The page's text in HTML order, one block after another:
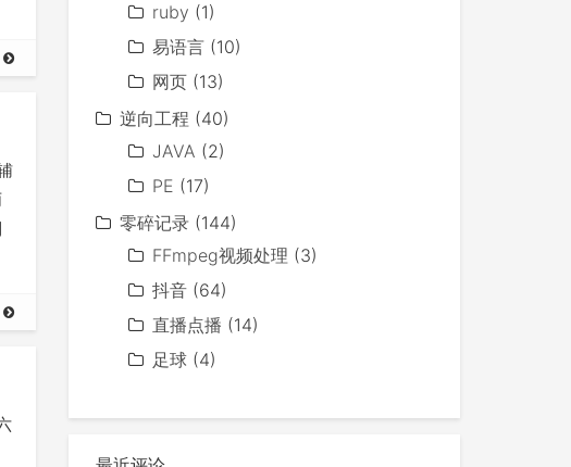
ruby (1)
易语言 (10)
网页 (13)
逆向工程 (40)
JAVA (2)
PE (17)
零碎记录 (144)
FFmpeg视频处理 (3)
抖音 (64)
直播点播 (14)
足球 (4)